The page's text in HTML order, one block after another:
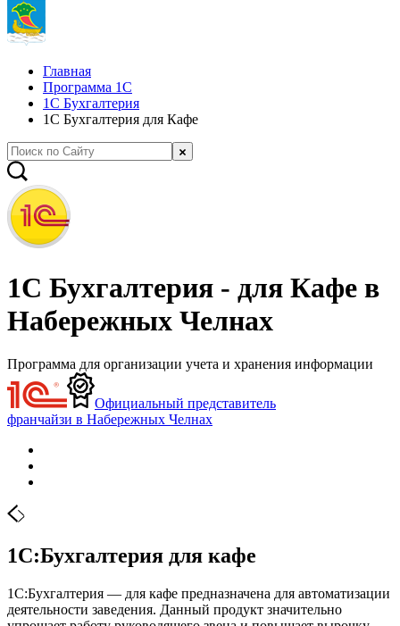
Главная
Программа 1С
1С Бухгалтерия
1С Бухгалтерия для Кафе
1С Бухгалтерия - для Кафе в
Набережных Челнах
Программа для организации учета и хранения информации
Официальный представитель
франчайзи в Набережных Челнах
1С:Бухгалтерия для кафе
1С:Бухгалтерия — для кафе предназначена для автоматизации
деятельности заведения. Данный продукт значительно